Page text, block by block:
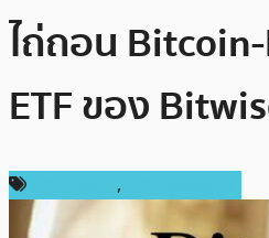
ไถ่ถอน
ETF ของ
,